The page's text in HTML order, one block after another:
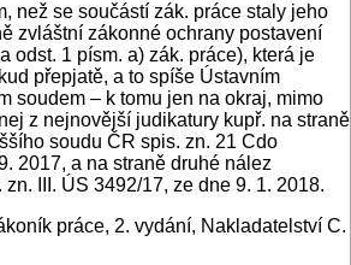
než se součástí zák. práce staly jeho
zvláštní zákonné ochrany postavení
odst. 1 písm. a) zák. práce), která je
přepjatě, a to spíše Ústavním
soudem – k tomu jen na okraj, mimo
z nejnovější judikatury kupř. na straně
soudu ČR spis. zn. 21 Cdo
2017, a na straně druhé nález
III. ÚS 3492/17, ze dne 9. 1. 2018.
práce, 2. vydání, Nakladatelství C.